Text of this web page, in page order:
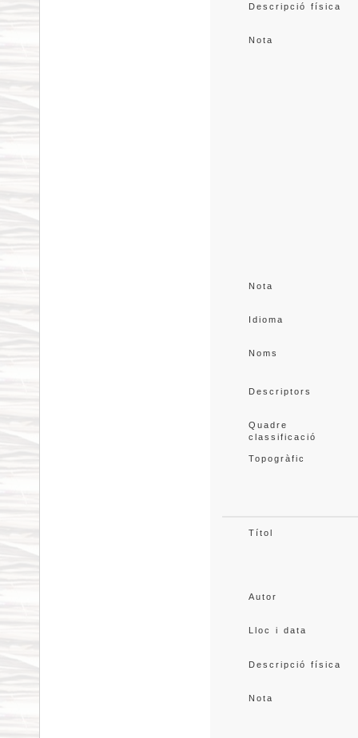
Descripció física
Nota
Nota
Idioma
Noms
Descriptors
Quadre
classificació
Topogràfic
Títol
Autor
Lloc i data
Descripció física
Nota